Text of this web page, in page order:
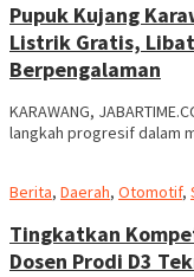
Pupuk Kujang
Listrik Gratis,
Berpengalaman
KARAWANG,
langkah progresif dalam
Berita, Daerah, Otomotif,
Tingkatkan
Dosen Prodi D3